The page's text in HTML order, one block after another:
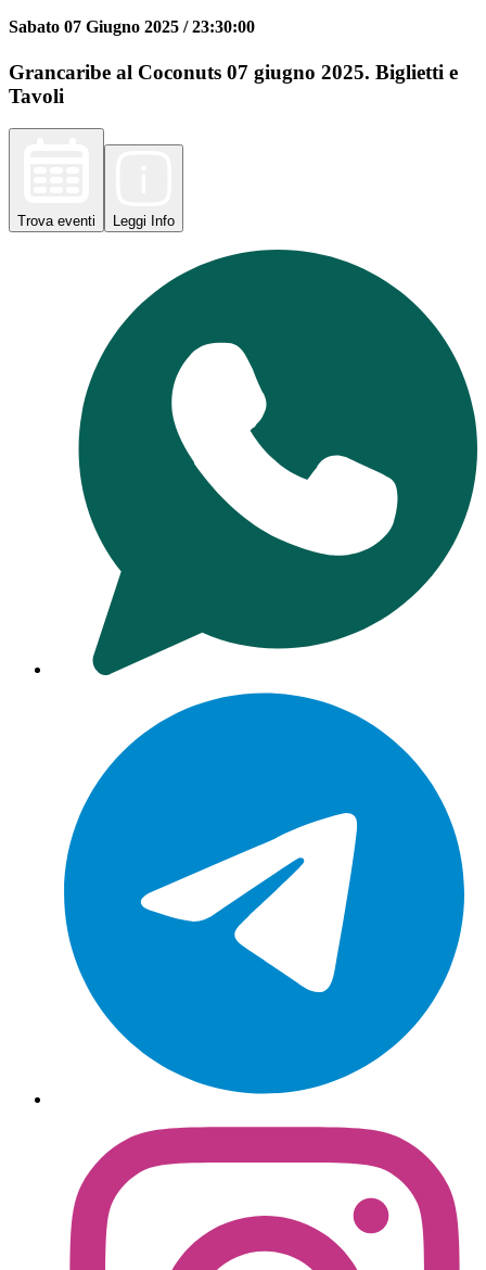
Sabato 07 Giugno 2025 /23:30:00
Grancaribe al Coconuts 07 giugno 2025. Biglietti e
Tavoli
Trova eventi Leggi Info